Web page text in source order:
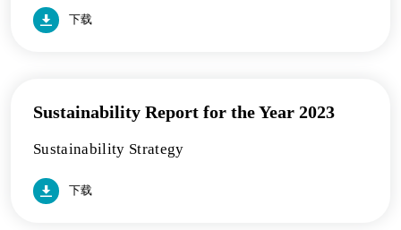
下载
Sustainability Report for the Year 2023
Sustainability Strategy
下载